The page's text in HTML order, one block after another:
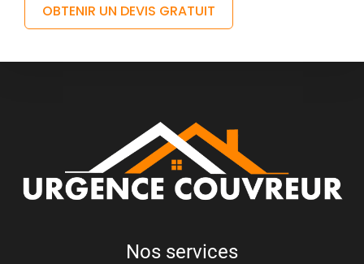
OBTENIR UN DEVIS GRATUIT
Nos services